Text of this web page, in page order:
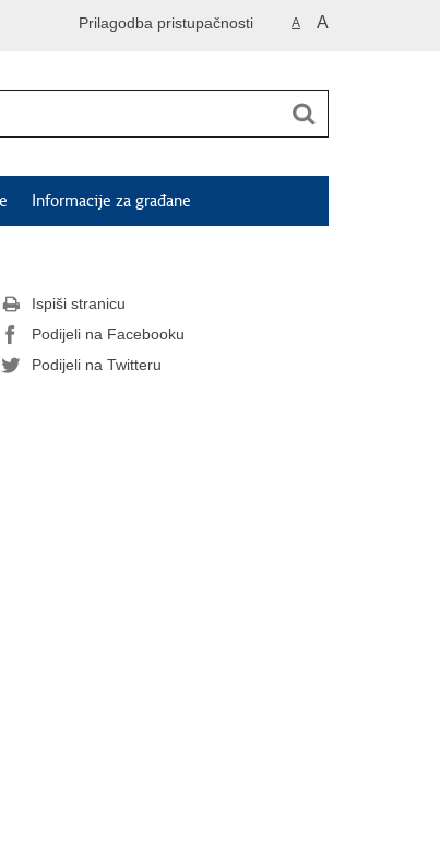
A A
Prilagodba pristupačnosti
Informacije za građane
Ispiši stranicu
Podijeli na Facebooku
Podijeli na Twitteru